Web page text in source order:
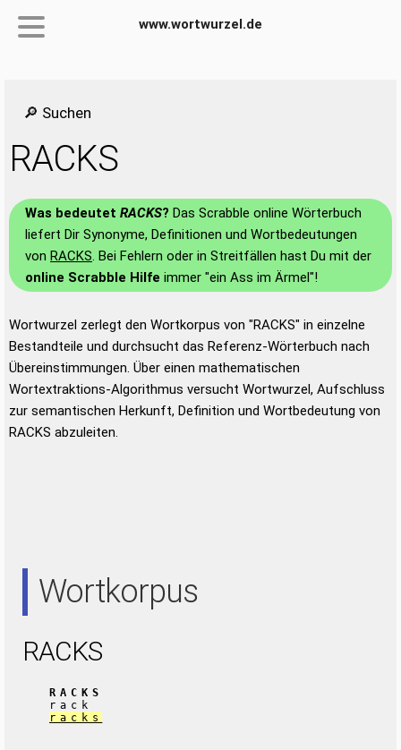
www.wortwurzel.de
🔎 Suchen
RACKS
Was bedeutet RACKS? Das Scrabble online Wörterbuch
liefert Dir Synonyme, Definitionen und Wortbedeutungen
von RACKS. Bei Fehlern oder in Streitfällen hast Du mit der
online Scrabble Hilfe immer "ein Ass im Ärmel"!
Wortwurzel zerlegt den Wortkorpus von "RACKS" in einzelne
Bestandteile und durchsucht das Referenz-Wörterbuch nach
Übereinstimmungen. Über einen mathematischen
Wortextraktions-Algorithmus versucht Wortwurzel, Aufschluss
zur semantischen Herkunft, Definition und Wortbedeutung von
RACKS abzuleiten.
Wortkorpus
RACKS
RACKS
rack
racks